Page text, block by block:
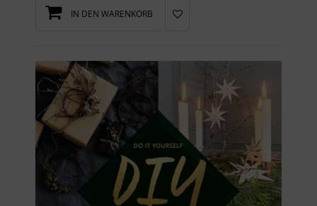
IN DEN WARENKORB